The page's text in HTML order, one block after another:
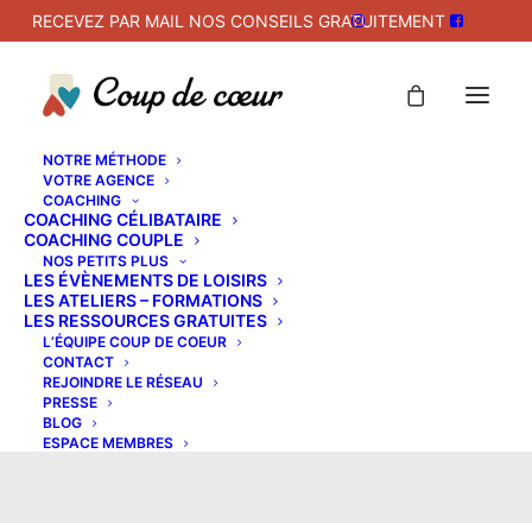
RECEVEZ PAR MAIL NOS CONSEILS GRATUITEMENT
NOTRE MÉTHODE
VOTRE AGENCE
COACHING
COACHING CÉLIBATAIRE
COACHING COUPLE
NOS PETITS PLUS
LES ÉVÈNEMENTS DE LOISIRS
LES ATELIERS – FORMATIONS
LES RESSOURCES GRATUITES
L’ÉQUIPE COUP DE COEUR
CONTACT
REJOINDRE LE RÉSEAU
PRESSE
BLOG
ESPACE MEMBRES
Agence